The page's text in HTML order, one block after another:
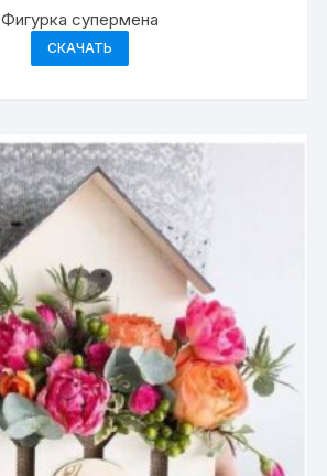
Фигурка супермена
СКАЧАТЬ